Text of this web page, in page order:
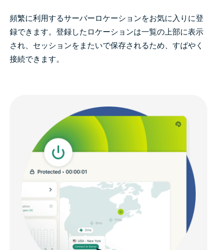
頻繁に利用するサーバーロケーションをお気に入りに登
録できます。登録したロケーションは一覧の上部に表示
され、セッションをまたいで保存されるため、すばやく
接続できます。